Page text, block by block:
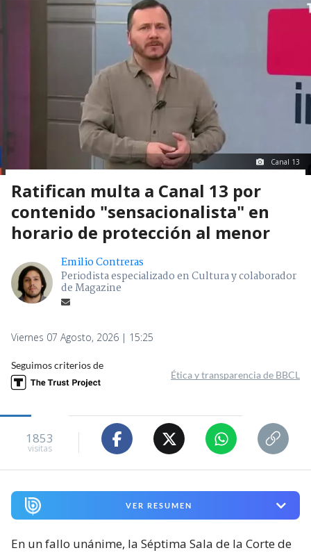
Canal 13
Ratifican multa a Canal 13 por
contenido "sensacionalista" en
horario de protección al menor
Emilio Contreras
Periodista especializado en Cultura y colaborador
de Magazine
Viernes 07 Agosto, 2026 | 15:25
Seguimos criterios de
Ética y transparencia de BBCL
1853
visitas
VER RESUMEN
En un fallo unánime, la Séptima Sala de la Corte de